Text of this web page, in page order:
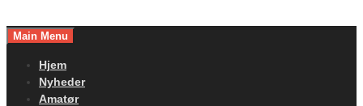
toMain Menu
Hjem
Nyheder
Amatør